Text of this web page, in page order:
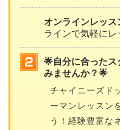
オンラインレッ
ラインで気軽にレ
🌟自分に合った
みませんか？🌟
チャイニーズド
ーマンレッスン
う！経験豊富な